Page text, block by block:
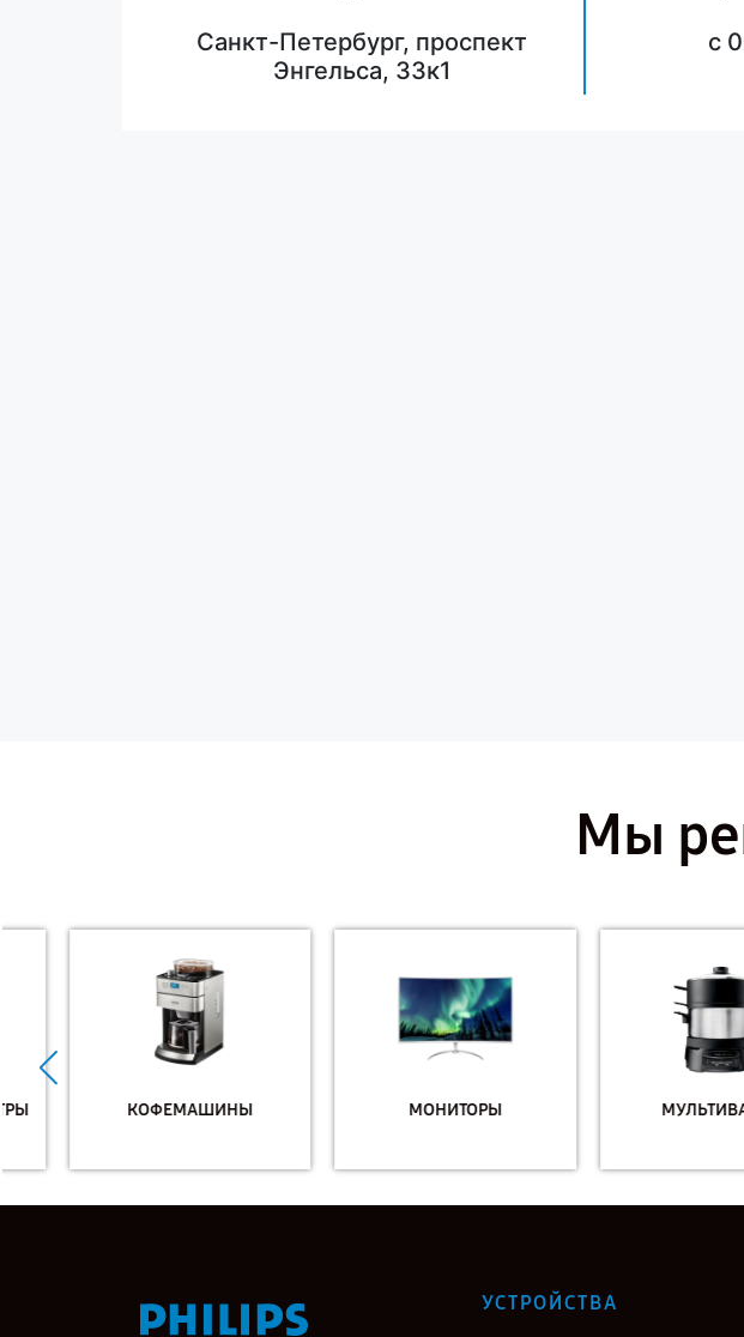
Санкт-Петербург, проспект
Энгельса, 33к1
c
Мы
КОФЕМАШИНЫ МОНИТОРЫ МУЛЬТИВАРКИ
УСТРОЙСТВА